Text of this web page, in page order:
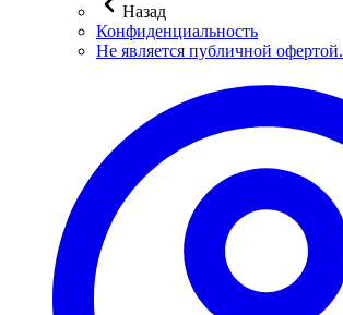
Назад
Конфиденциальность
Не является публичной офертой.